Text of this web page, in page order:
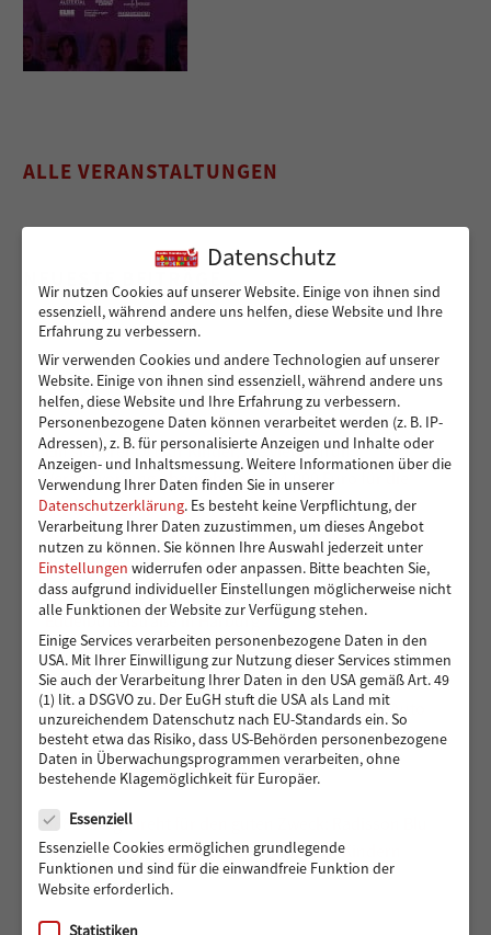
ALLE VERANSTALTUNGEN
Sicher von A nach B für Peshmarga und Shvan
Ein sicherer Ort für Kinder, die viel zu früh
Verantwortung übernehmen – 14.000 Euro für die
Kindergruppen der Vereinigung Pestalozzi
Toben und Spielen: Bewegungsraum für die Kita
Eddelbüttelstraße in Harburg
Vier Reifen für eine bessere Zukunft: Ein neues Auto
für Muhsin und seine Familie
488 Euro gedreht für den guten Zweck: Radisson Blu
Hotel Hamburg unterstützt Hörer helfen Kindern
Datenschutz
Wir nutzen Cookies auf unserer Website. Einige von ihnen sind
essenziell, während andere uns helfen, diese Website und Ihre
Erfahrung zu verbessern.
Wir verwenden Cookies und andere Technologien auf unserer
Website. Einige von ihnen sind essenziell, während andere uns
helfen, diese Website und Ihre Erfahrung zu verbessern.
Personenbezogene Daten können verarbeitet werden (z. B. IP-
Adressen), z. B. für personalisierte Anzeigen und Inhalte oder
Anzeigen- und Inhaltsmessung.Weitere Informationen über die
Verwendung Ihrer Daten finden Sie in unserer
Datenschutzerklärung. Es besteht keine Verpflichtung, der
Verarbeitung Ihrer Daten zuzustimmen, um dieses Angebot
nutzen zu können.Sie können Ihre Auswahl jederzeit unter
Einstellungen widerrufen oder anpassen. Bitte beachten Sie,
dass aufgrund individueller Einstellungen möglicherweise nicht
alle Funktionen der Website zur Verfügung stehen.
Einige Services verarbeiten personenbezogene Daten in den
USA. Mit Ihrer Einwilligung zur Nutzung dieser Services stimmen
Sie auch der Verarbeitung Ihrer Daten in den USA gemäß Art. 49
(1) lit. a DSGVO zu. Der EuGH stuft die USA als Land mit
unzureichendem Datenschutz nach EU-Standards ein. So
besteht etwa das Risiko, dass US-Behörden personenbezogene
Daten in Überwachungsprogrammen verarbeiten, ohne
bestehende Klagemöglichkeit für Europäer.
Essenziell
Essenzielle Cookies ermöglichen grundlegende
Funktionen und sind für die einwandfreie Funktion der
Website erforderlich.
Statistiken